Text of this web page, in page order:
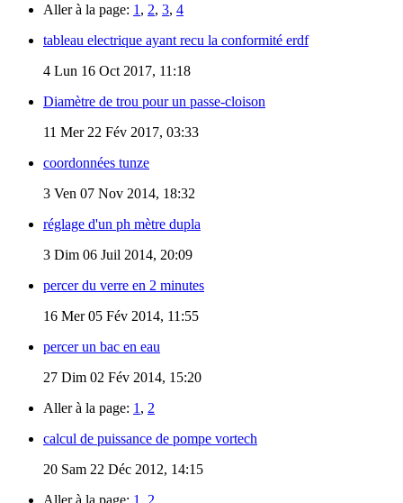
Aller à la page: 1 , 2, 3, 4
tableau electrique ayant recu la conformité erdf
4 Lun 16 Oct 2017, 11:18
Diamètre de trou pour un passe-cloison
11 Mer 22 Fév 2017, 03:33
coordonnées tunze
3 Ven 07 Nov 2014, 18:32
réglage d'un ph mètre dupla
3 Dim 06 Juil 2014, 20:09
percer du verre en 2 minutes
16 Mer 05 Fév 2014, 11:55
percer un bac en eau
27 Dim 02 Fév 2014, 15:20
Aller à la page: 1 , 2
calcul de puissance de pompe vortech
20 Sam 22 Déc 2012, 14:15
Aller à la page: 1 2